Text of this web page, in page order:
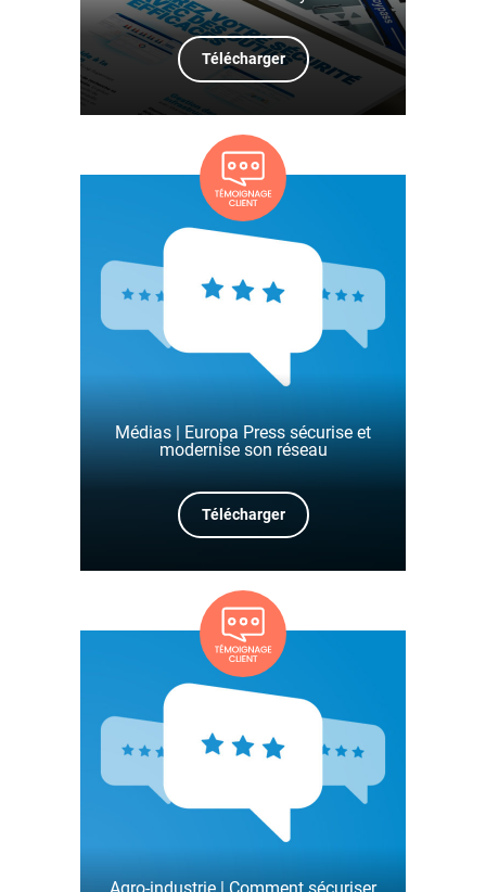
Télécharger
Médias | Europa Press sécurise et
modernise son réseau
Télécharger
Agro-industrie | Comment sécuriser